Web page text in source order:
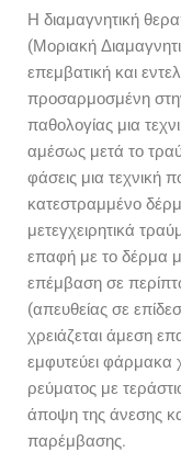
Η διαμαγνητική
(Μοριακή
επεμβατική και
προσαρμοσμένη
παθολογίας μια
αμέσως μετά το
φάσεις μια τεχνική
κατεστραμμένο
μετεγχειρητικά
επαφή με το δέρμα
επέμβαση σε
(απευθείας σε
χρειάζεται άμεση
εμφυτεύει φάρμακα
ρεύματος με
άποψη της άνεσης
παρέμβασης.